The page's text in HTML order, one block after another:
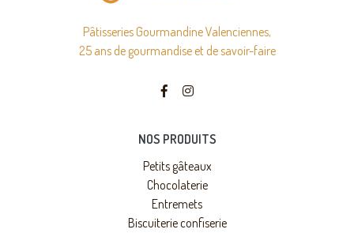
Pâtisseries Gourmandine Valenciennes,
25 ans de gourmandise et de savoir-faire
NOS PRODUITS
Petits gâteaux
Chocolaterie
Entremets
Biscuiterie confiserie